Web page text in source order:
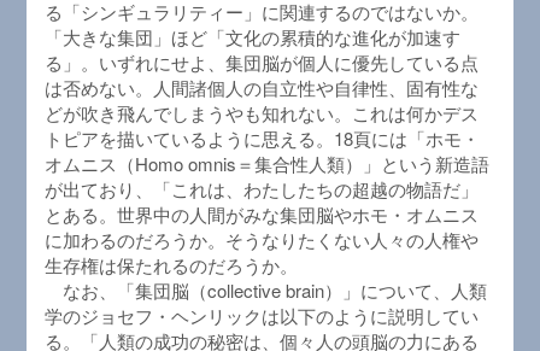
る「シンギュラリティー」に関連するのではないか。
「大きな集団」ほど「文化の累積的な進化が加速す
る」。いずれにせよ、集団脳が個人に優先している点
は否めない。人間諸個人の自立性や自律性、固有性な
どが吹き飛んでしまうやも知れない。これは何かデス
トピアを描いているように思える。18頁には「ホモ・
オムニス（Homo omnis＝集合性人類）」という新造語
が出ており、「これは、わたしたちの超越の物語だ」
とある。世界中の人間がみな集団脳やホモ・オムニス
に加わるのだろうか。そうなりたくない人々の人権や
生存権は保たれるのだろうか。
なお、「集団脳（collective brain）」について、人類
学のジョセフ・ヘンリックは以下のように説明してい
る。「人類の成功の秘密は、個々人の頭脳の力にある